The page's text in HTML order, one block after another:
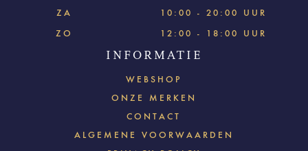
ZA
10:00 - 20:00 UUR
ZO
12:00 - 18:00 UUR
INFORMATIE
WEBSHOP
ONZE MERKEN
CONTACT
ALGEMENE VOORWAARDEN